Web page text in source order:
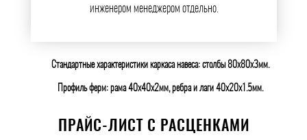
инженером менеджером отдельно.
Стандартные характеристики каркаса навеса: столбы 80х80х3мм.
Профиль ферм: рама 40х40х2мм, ребра и лаги 40х20х1.5мм.
ПРАЙС-ЛИСТ С РАСЦЕНКАМИ